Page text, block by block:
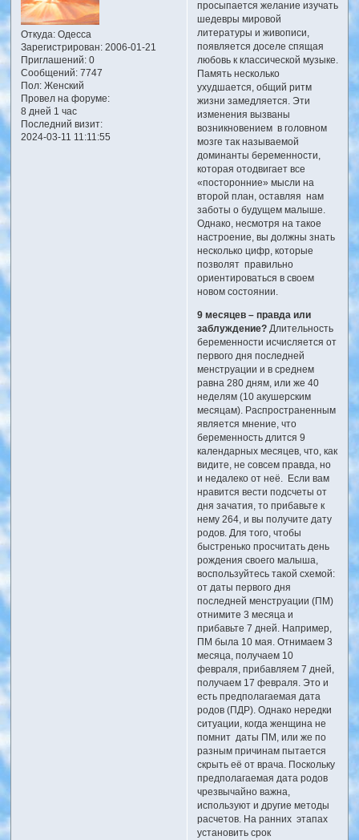
Откуда:Одесса
Зарегистрирован: 2006-01-21
Приглашений:0
Сообщений:7747
Пол:Женский
Провел на форуме:
8 дней 1 час
Последний визит:
2024-03-11 11:11:55
просыпается желание изучать
шедевры мировой
литературы и живописи,
появляется доселе спящая
любовь к классической музыке.
Память несколько
ухудшается, общий ритм
жизни замедляется. Эти
изменения вызваны
возникновением в головном
мозге так называемой
доминанты беременности,
которая отодвигает все
«посторонние» мысли на
второй план, оставляя нам
заботы о будущем малыше.
Однако, несмотря на такое
настроение, вы должны знать
несколько цифр, которые
позволят правильно
ориентироваться в своем
новом состоянии.
9 месяцев – правда или
заблуждение?Длительность
беременности исчисляется от
первого дня последней
менструации и в среднем
равна 280 дням, или же 40
неделям (10 акушерским
месяцам). Распространенным
является мнение, что
беременность длится 9
календарных месяцев, что, как
видите, не совсем правда, но
и недалеко от неё. Если вам
нравится вести подсчеты от
дня зачатия, то прибавьте к
нему 264, и вы получите дату
родов. Для того, чтобы
быстренько просчитать день
рождения своего малыша,
воспользуйтесь такой схемой:
от даты первого дня
последней менструации (ПМ)
отнимите 3 месяца и
прибавьте 7 дней. Например,
ПМ была 10 мая. Отнимаем 3
месяца, получаем 10
февраля, прибавляем 7 дней,
получаем 17 февраля. Это и
есть предполагаемая дата
родов (ПДР). Однако нередки
ситуации, когда женщина не
помнит даты ПМ, или же по
разным причинам пытается
скрыть её от врача. Поскольку
предполагаемая дата родов
чрезвычайно важна,
используют и другие методы
расчетов. На ранних этапах
установить срок